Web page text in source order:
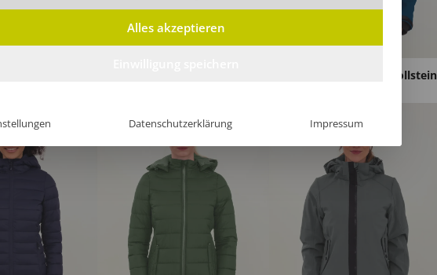
Caha
Damen Softshelljacke Dollstein
Alles akzeptieren
Datenschutzerklärung Impressum